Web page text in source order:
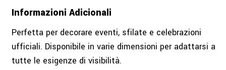
Informazioni Adicionali
Perfetta per decorare eventi, sfilate e celebrazioni
ufficiali. Disponibile in varie dimensioni per adattarsi a
tutte le esigenze di visibilità.